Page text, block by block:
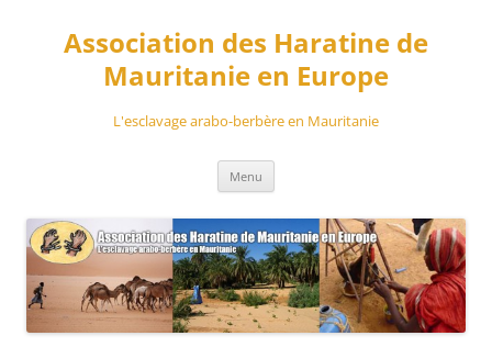
contenuAssociation des Haratine de
Mauritanie en Europe
L'esclavage arabo-berbère en Mauritanie
Menu